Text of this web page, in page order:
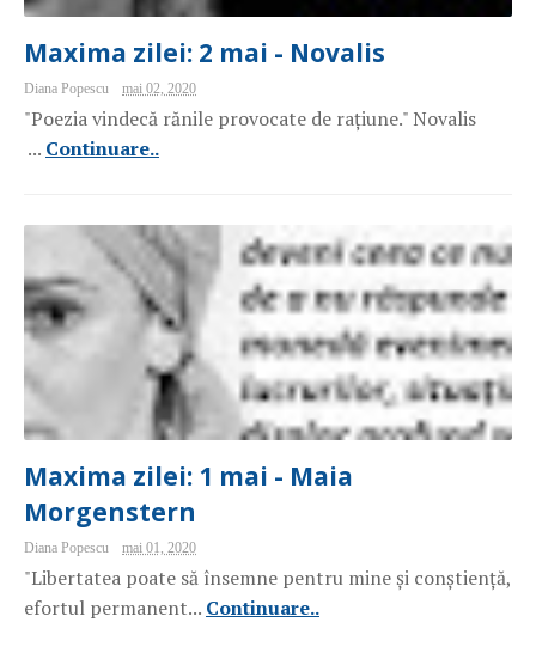
Maxima zilei: 2 mai - Novalis
Diana Popescu mai 02, 2020
"Poezia vindecă rănile provocate de rațiune." Novalis
... Continuare..
Maxima zilei: 1 mai - Maia
Morgenstern
Diana Popescu mai 01, 2020
"Libertatea poate să însemne pentru mine și conștiență,
efortul permanent... Continuare..